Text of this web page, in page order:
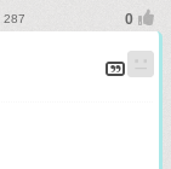
287